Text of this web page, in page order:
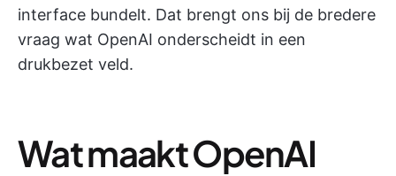
interface bundelt. Dat brengt ons bij de bredere
vraag wat OpenAI onderscheidt in een
drukbezet veld.
Wat maakt OpenAI